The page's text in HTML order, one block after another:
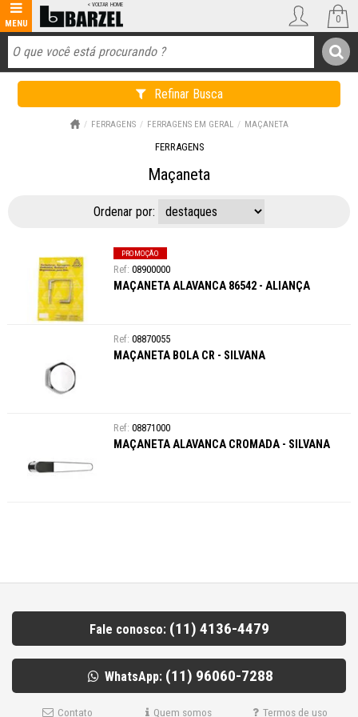
Refinar Busca
0
FERRAGENS FERRAGENS EM GERAL MAÇANETA
FERRAGENS
Maçaneta
Ordenar por:
PROMOÇÃO
08900000
MAÇANETA ALAVANCA 86542 - ALIANÇA
08870055
MAÇANETA BOLA CR - SILVANA
08871000
MAÇANETA ALAVANCA CROMADA - SILVANA
Fale conosco: (11) 4136-4479
WhatsApp: (11) 96060-7288
Contato Quem somos Termos de uso